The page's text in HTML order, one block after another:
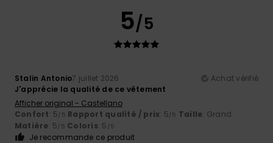
5/5
Stalin Antonio7 juillet 2026
Achat vérifié
J'apprécie la qualité de ce vêtement
Afficher original - Castellano
Confort: 5/5 Rapport qualité / prix: 5/5 Taille: Grand
Matière: 5/5 Coloris: 5 /5
Je recommande ce produit